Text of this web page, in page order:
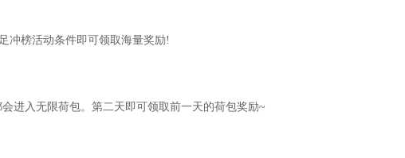
。
一本的技能书，用来给BB上格子。
加，四周是单倍。
榜活动条件即可领取海量奖励!
入无限荷包。第二天即可领取前一天的荷包奖励~